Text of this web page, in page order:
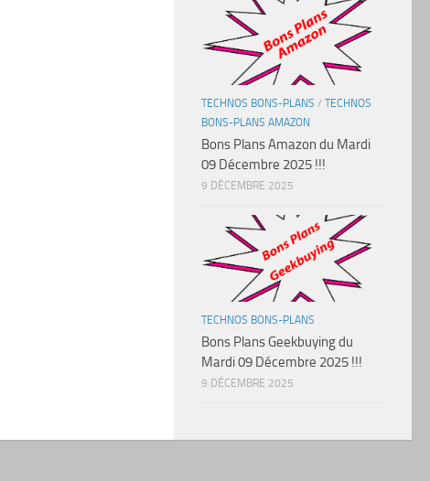
TECHNOS BONS-PLANS / TECHNOS
BONS-PLANS AMAZON
Bons Plans Amazon du Mardi
09 Décembre 2025 !!!
9 DÉCEMBRE 2025
TECHNOS BONS-PLANS
Bons Plans Geekbuying du
Mardi 09 Décembre 2025 !!!
9 DÉCEMBRE 2025